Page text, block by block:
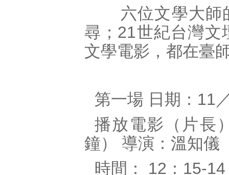
六位文學大
尋； 21世紀台灣文
文學電影，都在臺
第一場 日期： 11
播放電影（片長
鐘）
導演：溫知儀
時間：
12 ： 15-14